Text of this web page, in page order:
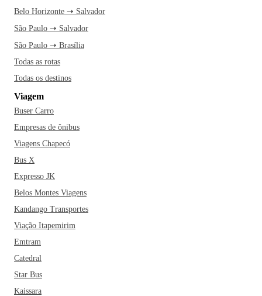
Belo Horizonte ➝ Salvador
São Paulo ➝ Salvador
São Paulo ➝ Brasília
Todas as rotas
Todas os destinos
Viagem
Buser Carro
Empresas de ônibus
Viagens Chapecó
Bus X
Expresso JK
Belos Montes Viagens
Kandango Transportes
Viação Itapemirim
Emtram
Catedral
Star Bus
Kaissara